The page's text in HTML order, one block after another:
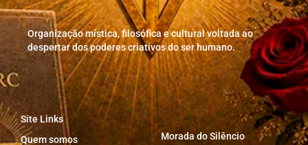
Organização mística, filosófica e cultural voltada ao
despertar dos poderes criativos do ser humano.
Site Links
Quem somos
Morada do Silêncio